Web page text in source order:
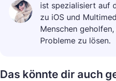
ist spezialisiert auf
zu iOS und
Menschen
Probleme zu lösen.
Das könnte dir auch